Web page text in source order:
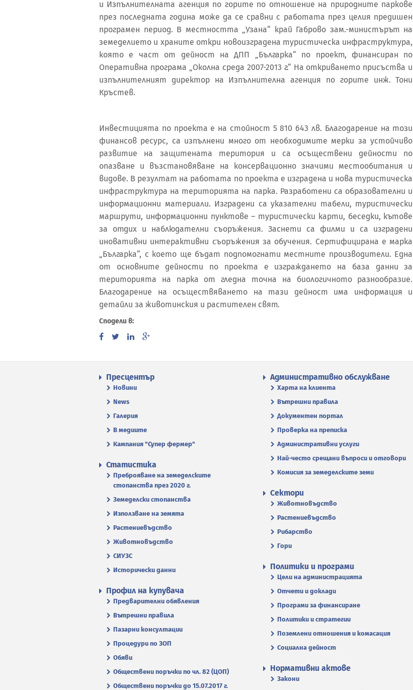
и Изпълнителната агенция по горите по отношение на природните паркове
през последната година може да се сравни с работата през целия предишен
програмен период. В местността „Узана“ край Габрово зам.-министърът на
земеделието и храните откри новоизградена туристическа инфраструктура,
която е част от дейност на ДПП „Българка“ по проект, финансиран по
Оперативна програма „Околна среда 2007-2013 г.“ На откриването присъства и
изпълнителният директор на Изпълнителна агенция по горите инж. Тони
Кръстев.
Инвестицията по проекта е на стойност 5 810 643 лв. Благодарение на този
финансов ресурс, са изпълнени много от необходимите мерки за устойчиво
развитие на защитената територия и са осъществени дейности по
опазване и възстановяване на консервационно значими местообитания и
видове. В резултат на работата по проекта е изградена и нова туристическа
инфраструктура на територията на парка. Разработени са образователни и
информационни материали. Изградени са указателни табели, туристически
маршрути, информационни пунктове – туристически карти, беседки, кътове
за отдих и наблюдателни съоръжения. Заснети са филми и са изградени
иновативни интерактивни съоръжения за обучения. Сертифицирана е марка
„Българка“, с което ще бъдат подпомогнати местните производители. Една
от основните дейности по проекта е изграждането на база данни за
територията на парка от гледна точна на биологичното разнообразие.
Благодарение на осъществяването на тази дейност има информация и
детайли за животинския и растителен свят.
Сподели в:
Пресцентър
Новини
News
Галерия
В медиите
Кампания "Супер фермер"
Административно обслужване
Харта на клиента
Вътрешни правила
Документен портал
Проверка на преписка
Административни услуги
Най-често срещани въпроси и отговори
Комисия за земеделските земи
Статистика
Преброяване на земеделските
стопанства през 2020 г.
Земеделски стопанства
Използване на земята
Растениевъдство
Животновъдство
СИУЗС
Исторически данни
Сектори
Животновъдство
Растениевъдство
Рибарство
Гори
Политики и програми
Цели на администрацията
Отчети и доклади
Програми за финансиране
Политики и стратегии
Поземлени отношения и комасация
Социална дейност
Профил на купувача
Предварителни обявления
Вътрешни правила
Пазарни консултации
Процедури по ЗОП
Обяви
Обществени поръчки по чл. 82 (ЦОП)
Обществени поръчки до 15.07.2017 г.
Нормативни актове
Закони